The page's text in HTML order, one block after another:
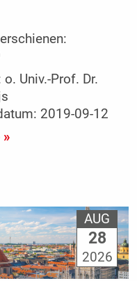
Univ.-Prof. Dr.
2019-09-12
AUG
28
2026